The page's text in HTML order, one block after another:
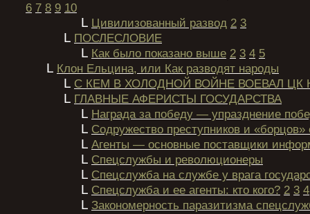
6 7 8 9 10
L Цивилизованный развод 2 3
L ПОСЛЕСЛОВИЕ
L Как было показано выше 2 3 4 5
L Клон Ельцина, или Как разводят народы
L С КЕМ В ХОЛОДНОЙ ВОЙНЕ ВОЕВАЛ ЦК
L ГЛАВНЫЕ АФЕРИСТЫ ГОСУДАРСТВА
L Награда за победу — упразднение
L Содружество преступников и «борцов»
L Агенты — основные поставщики
L Спецслужбы и революционеры
L Спецслужба на службе у врага
L Спецслужба и ее агенты: кто кого? 2 3 4
L Закономерность паразитизма